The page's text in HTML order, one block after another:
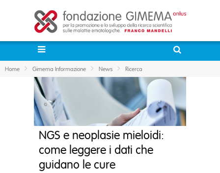
Home Gimema Informazione News Ricerca
NGS e neoplasie mieloidi:
come leggere i dati che
guidano le cure